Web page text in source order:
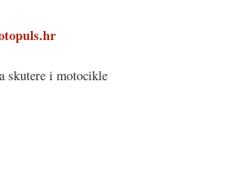
skutere i motocikle